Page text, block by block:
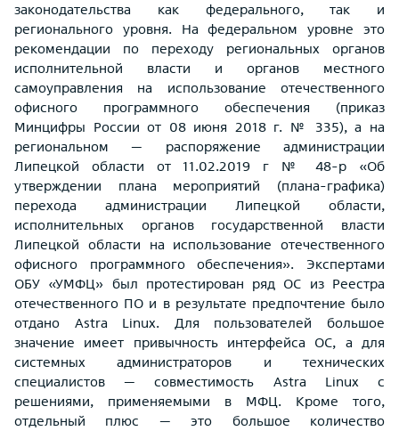
законодательства как федерального, так и
регионального уровня. На федеральном уровне это
рекомендации по переходу региональных органов
исполнительной власти и органов местного
самоуправления на использование отечественного
офисного программного обеспечения (приказ
Минцифры России от 08 июня 2018 г. № 335), а на
региональном — распоряжение администрации
Липецкой области от 11.02.2019 г № 48-р «Об
утверждении плана мероприятий (плана-графика)
перехода администрации Липецкой области,
исполнительных органов государственной власти
Липецкой области на использование отечественного
офисного программного обеспечения». Экспертами
ОБУ «УМФЦ» был протестирован ряд ОС из Реестра
отечественного ПО и в результате предпочтение было
отдано Astra Linux. Для пользователей большое
значение имеет привычность интерфейса ОС, а для
системных администраторов и технических
специалистов — совместимость Astra Linux с
решениями, применяемыми в МФЦ. Кроме того,
отдельный плюс — это большое количество